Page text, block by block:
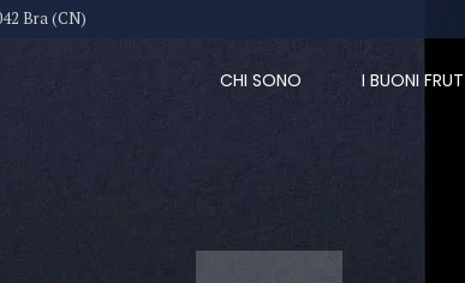
Bra (CN)
CHI SONO I BUONI